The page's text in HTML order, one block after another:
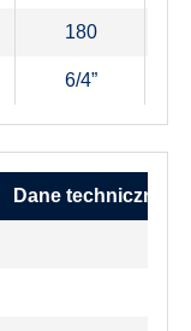
180
6/4”
Dane techniczne